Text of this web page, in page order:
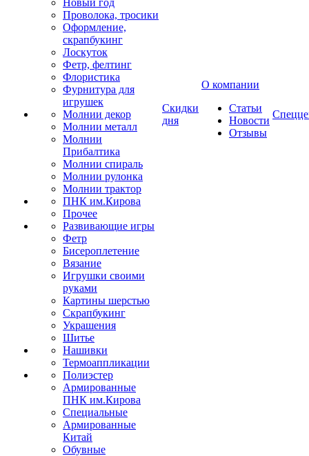
Новый год
Проволока, тросики
Оформление,
скрапбукинг
Лоскуток
Фетр, фелтинг
Флористика
Фурнитура для
игрушек
Молнии декор
Молнии металл
Молнии
Прибалтика
Молнии спираль
Молнии рулонка
Молнии трактор
ПНК им.Кирова
Прочее
Развивающие игры
Фетр
Бисероплетение
Вязание
Игрушки своими
руками
Картины шерстью
Скрапбукинг
Украшения
Шитье
Нашивки
Термоаппликации
Полиэстер
Армированные
ПНК им.Кирова
Специальные
Армированные
Китай
Обувные
Скидки
дня
О компании
Статьи
Новости
Отзывы